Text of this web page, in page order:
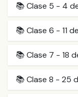
📚 Clase 5 - 4
📚 Clase 6 - 11
📚 Clase 7 - 18
📚 Clase 8 - 25